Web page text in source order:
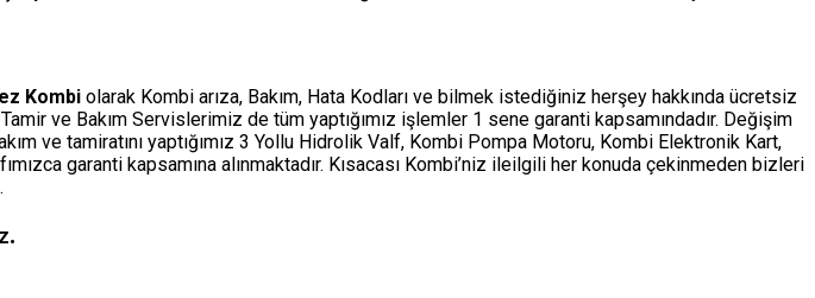
Kombi olarak Kombi arıza, Bakım, Hata Kodları ve bilmek istediğiniz herşey hakkında ücretsiz
ve Bakım Servislerimiz de tüm yaptığımız işlemler 1 sene garanti kapsamındadır. Değişim
ve tamiratını yaptığımız 3 Yollu Hidrolik Valf, Kombi Pompa Motoru, Kombi Elektronik Kart,
garanti kapsamına alınmaktadır. Kısacası Kombi’niz ileilgili her konuda çekinmeden bizleri